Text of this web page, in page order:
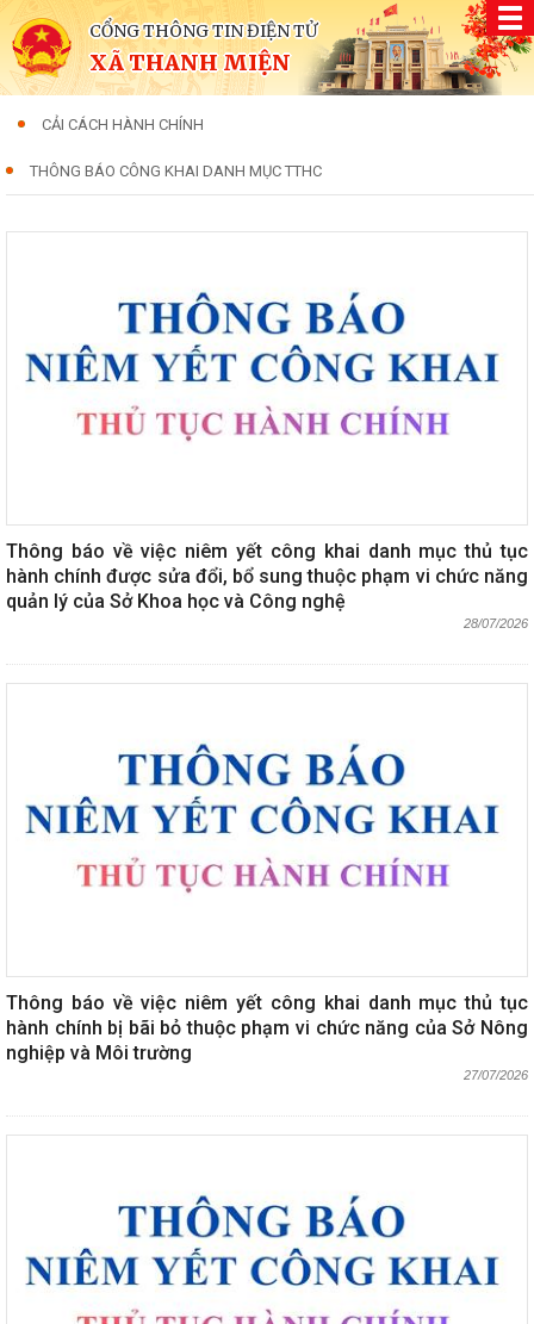
CỔNG THÔNG TIN ĐIỆN TỬ
XÃ THANH MIỆN
CẢI CÁCH HÀNH CHÍNH
THÔNG BÁO CÔNG KHAI DANH MỤC TTHC
Thông báo về việc niêm yết công khai danh mục thủ tục
hành chính được sửa đổi, bổ sung thuộc phạm vi chức năng
quản lý của Sở Khoa học và Công nghệ
28/07/2026
Thông báo về việc niêm yết công khai danh mục thủ tục
hành chính bị bãi bỏ thuộc phạm vi chức năng của Sở Nông
nghiệp và Môi trường
27/07/2026